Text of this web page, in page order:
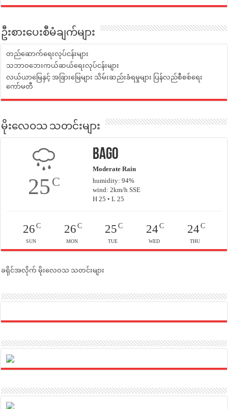
ဦးစားပေးစီမံချက်များ
တည်ဆောက်ရေးလုပ်ငန်းများ
သဘာဝဘေးကယ်ဆယ်ရေးလုပ်ငန်းများ
လယ်ယာမြေနှင့် အခြားမြေများ သိမ်းဆည်းခံရမှုများ ပြန်လည်စီစစ်ရေး
ကော်မတီ
မိုးလေဝသ သတင်းများ
25C
Bago
Moderate Rain
humidity: 94%
wind: 2km/h SSE
H 25 • L 25
26C
SUN
26C
MON
25 C
TUE
24C
WED
24C
THU
ခရိုင်အလိုက် မိုးလေဝသ သတင်းများ